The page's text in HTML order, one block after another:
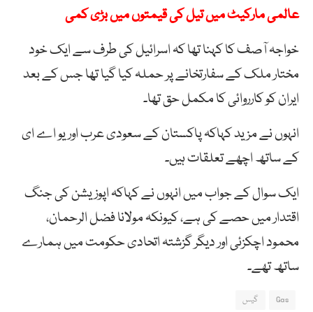
عالمی مارکیٹ میں تیل کی قیمتوں میں بڑی کمی
خواجہ آصف کا کہنا تھا کہ اسرائیل کی طرف سے ایک خود
مختار ملک کے سفارتخانے پر حملہ کیا گیا تھا جس کے بعد
ایران کو کارروائی کا مکمل حق تھا۔
انہوں نے مزید کہاکہ پاکستان کے سعودی عرب اور یو اے ای
کے ساتھ اچھے تعلقات ہیں۔
ایک سوال کے جواب میں انہوں نے کہاکہ اپوزیشن کی جنگ
اقتدار میں حصے کی ہے، کیونکہ مولانا فضل الرحمان،
محمود اچکزئی اور دیگر گزشتہ اتحادی حکومت میں ہمارے
ساتھ تھے۔
Gas گیس